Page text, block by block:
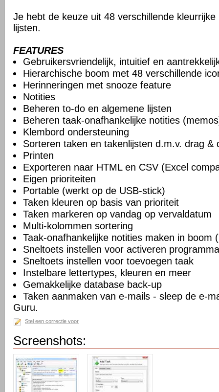
Je hebt de keuze uit 48 verschillende
lijsten.
FEATURES
Gebruikersvriendelijk, intuitief en
Hierarchische boom met 48 verschillende
Herinneringen met snooze feature
Notities
Beheren to-do en algemene lijsten
Beheren taak-onafhankelijke notities
Klembord ondersteuning
Sorteren taken en takenlijsten d.m.v. drag &
Printen
Exporteren naar HTML en CSV (Excel
Eigen prioriteiten
Portable (werkt op de USB-stick)
Taken kleuren op basis van prioriteit
Taken markeren op vandag op vervaldatum
Multi-kolommen sortering
Taak-onafhankelijke notities maken in boom
Sneltoets instellen voor activeren programma
Sneltoets instellen voor toevoegen taak
Instelbare lettertypes, kleuren en meer
Gemakkelijke database back-up
Taken aanmaken van e-mails - sleep de e-
Guru.
Stel een correctie voor
Screenshots: